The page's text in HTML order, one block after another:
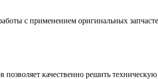
с применением оригинальных
качественно решить